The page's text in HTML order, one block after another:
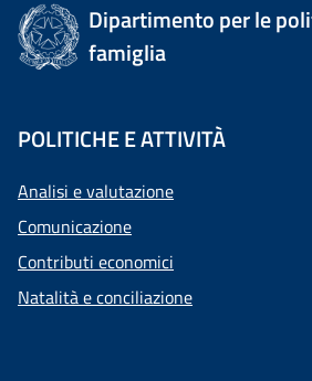
Dipartimento per le
famiglia
POLITICHE E ATTIVITÀ
Analisi e valutazione
Comunicazione
Contributi economici
Natalità e conciliazione